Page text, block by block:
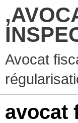
Avocat
avocat